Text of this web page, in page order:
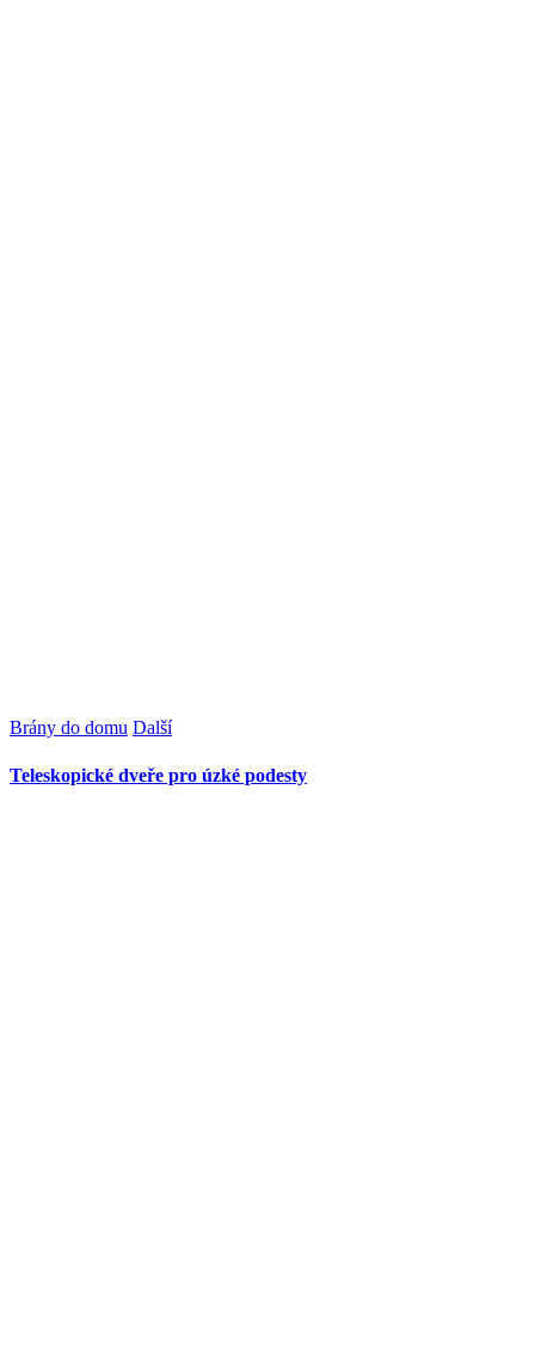
Brány do domu Další
Teleskopické dveře pro úzké podesty